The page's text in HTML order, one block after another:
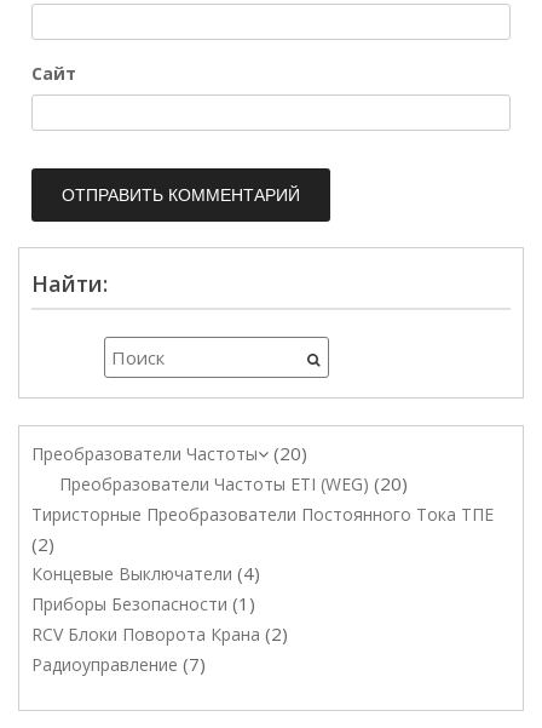
Сайт
Найти:
Преобразователи Частоты 20
Преобразователи Частоты ETI (WEG) 20
Тиристорные Преобразователи Постоянного Тока ТПЕ
2
Концевые Выключатели 4
Приборы Безопасности 1
RCV Блоки Поворота Крана 2
Радиоуправление 7